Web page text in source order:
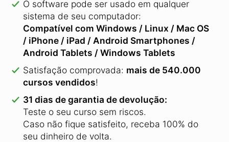
O software pode ser usado em qualquer
sistema de seu computador:
Compatível com Windows / Linux / Mac OS
/ iPhone / iPad / Android Smartphones /
Android Tablets / Windows Tablets
Satisfação comprovada: mais de 540.000
cursos vendidos!
31 dias de garantia de devolução:
Teste o seu curso sem riscos.
Caso não fique satisfeito, receba 100% do
seu dinheiro de volta.